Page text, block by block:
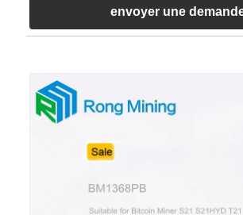
envoyer une